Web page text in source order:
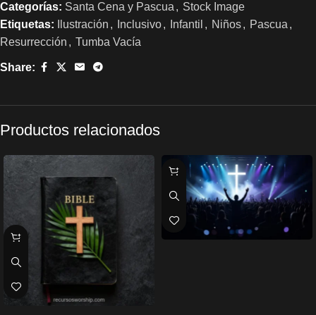
Categorías: Santa Cena y Pascua , Stock Image
Etiquetas:
Ilustración , Inclusivo, Infantil , Niños, Pascua ,
Resurrección , Tumba Vacía
Share:
Productos relacionados